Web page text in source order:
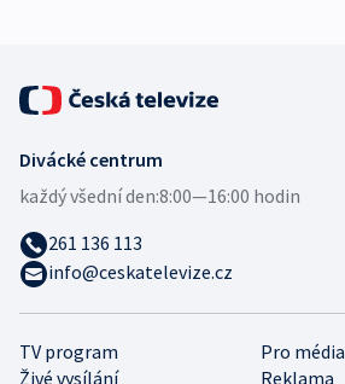
TV program
Pro média
Živé vysílání
Reklama
Divácké centrum
každý všední den:8:00—16:00 hodin
261 136 113
info@ceskatelevize.cz